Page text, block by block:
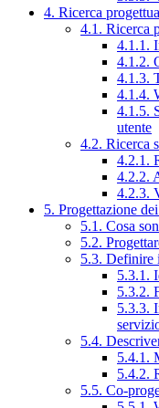
4. Ricerca
4.1. Ricerca
4.1.1.
4.1.2.
4.1.3.
4.1.4.
4.1.5.
utente
4.2. Ricerca
4.2.1.
4.2.2.
4.2.3.
5. Progettazione
5.1. Cosa
5.2.
5.3. Definire
5.3.1.
5.3.2.
5.3.3.
5.4.
5.4.1.
5.4.2.
5.5. Co-